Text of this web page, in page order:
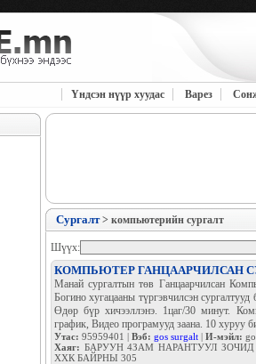
Үндсэн нүүр хуудас Варез
Сургалт> компьютерийн сургалт
Шүүх:
КОМПЬЮТЕР ГАНЦААРЧИЛСАН
Манай сургалтын төв Ганцаарчилсан
Богино хугацааны түргэвчилсэн
Өдөр бүр хичээллэнэ. 1цаг/30 минут.
график, Видео програмууд заана. 10 хуруу
Утас: 95959401 | Вэб: gos surgalt | И-мэйл:
Хаяг: БАРУУН 4ЗАМ НАРАНТУУЛ
ХХК БАЙРНЫ 305